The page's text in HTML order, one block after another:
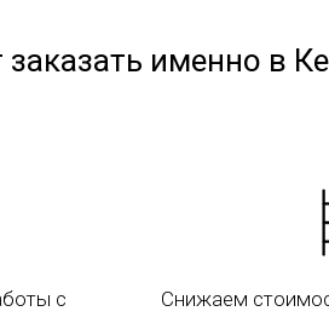
именно в
с
Снижаем